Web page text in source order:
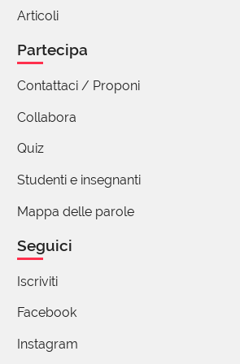
16 Dicembre 2022 15:11
Penso che la leggerò con molto
Io, intanto, ringrazio ;-)
Articoli
Partecipa
Contattaci / Proponi
Collabora
Quiz
Studenti e insegnanti
Mappa delle parole
Seguici
Iscriviti
Facebook
Instagram